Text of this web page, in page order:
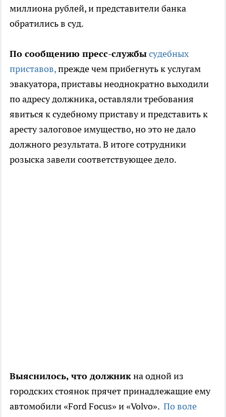
миллиона рублей, и представители банка
обратились в суд.
По сообщению пресс-службысудебных
приставов,прежде чем прибегнуть к услугам
эвакуатора, приставы неоднократно выходили
по адресу должника, оставляли требования
явиться к судебному приставу и представить к
аресту залоговое имущество, но это не дало
должного результата. В итоге сотрудники
розыска завели соответствующее дело.
Выяснилось, что должникна одной из
городских стоянок прячет принадлежащие ему
автомобили «Ford Focus» и «Volvo». По воле